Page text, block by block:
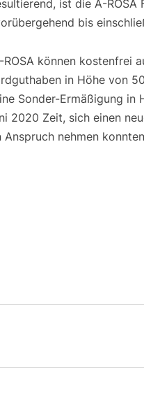
ist die A-
bis
können kostenfrei
in Höhe von
Sonder-Ermäßigung
2020 Zeit, sich einen
nehmen